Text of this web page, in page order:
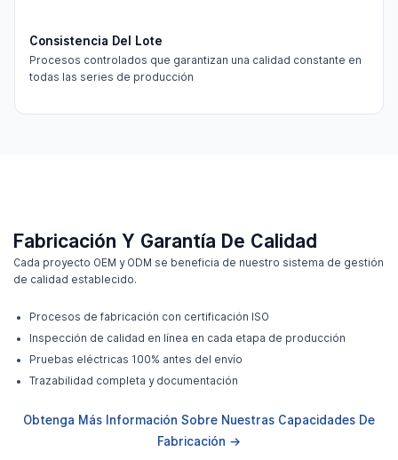
Consistencia Del Lote
Procesos controlados que garantizan una calidad constante en
todas las series de producción
Fabricación Y Garantía De Calidad
Cada proyecto OEM y ODM se beneficia de nuestro sistema de gestión
de calidad establecido.
Procesos de fabricación con certificación ISO
Inspección de calidad en línea en cada etapa de producción
Pruebas eléctricas 100% antes del envío
Trazabilidad completa y documentación
Obtenga Más Información Sobre Nuestras Capacidades De
Fabricación →